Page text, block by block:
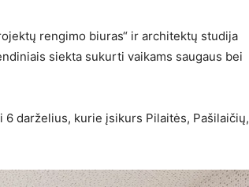
rengimo biuras“ ir architektų studija
siekta sukurti vaikams saugaus bei
darželius, kurie įsikurs Pilaitės, Pašilaičių,